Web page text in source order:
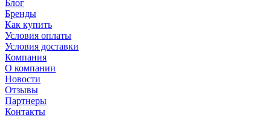
Блог
Бренды
Как купить
Условия оплаты
Условия доставки
Компания
О компании
Новости
Отзывы
Партнеры
Контакты